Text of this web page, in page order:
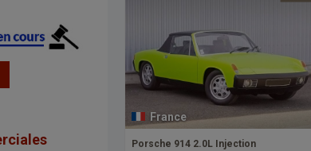
France
Porsche 914 2.0L Injection